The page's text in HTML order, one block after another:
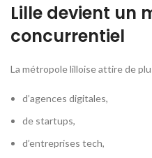
Lille devient un
concurrentiel
La métropole lilloise attire de
d’agences digitales,
de startups,
d’entreprises tech,